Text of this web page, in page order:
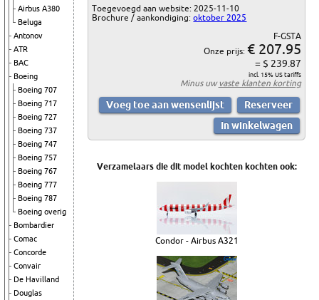
Airbus A380
Beluga
Antonov
ATR
BAC
Boeing
Boeing 707
Boeing 717
Boeing 727
Boeing 737
Boeing 747
Boeing 757
Boeing 767
Boeing 777
Boeing 787
Boeing overig
Bombardier
Comac
Concorde
Convair
De Havilland
Douglas
Toegevoegd aan website: 2025-11-10
Brochure / aankondiging:oktober 2025
F-GSTA
Onze prijs: € 207.95
= $ 239.87
incl. 15% US tariffs
Minus uwvaste klanten korting
Verzamelaars die dit model kochten kochten ook:
Condor - Airbus A321